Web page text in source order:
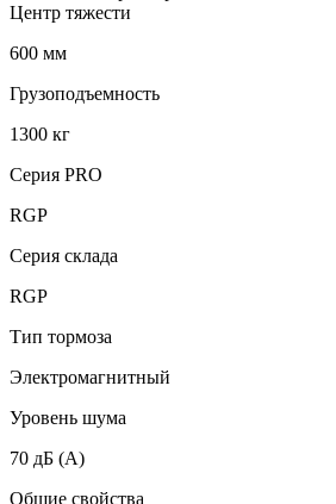
Центр тяжести
600 мм
Грузоподъемность
1300 кг
Серия PRO
RGP
Серия склада
RGP
Тип тормоза
Электромагнитный
Уровень шума
70 дБ (А)
Общие свойства